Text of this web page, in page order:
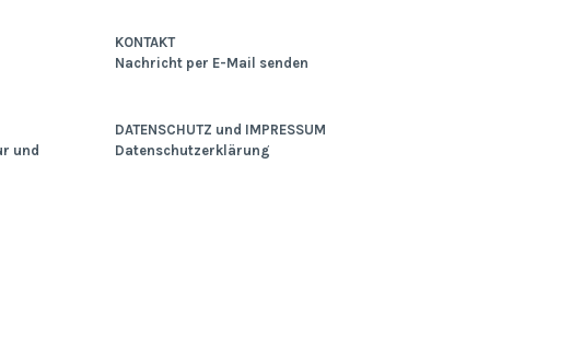
und
KONTAKT
Nachricht per E-Mail senden
DATENSCHUTZ und IMPRESSUM
Datenschutzerklärung